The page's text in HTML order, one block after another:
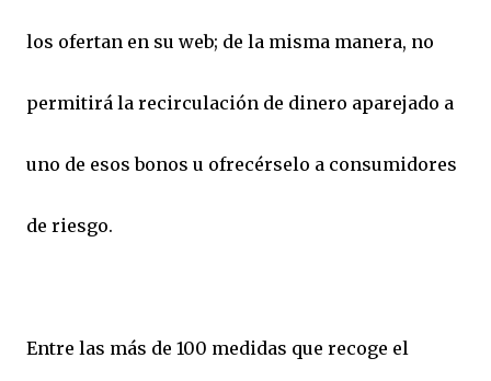
los ofertan en su web; de la misma manera, no
permitirá la recirculación de dinero aparejado a
uno de esos bonos u ofrecérselo a consumidores
de riesgo.
Entre las más de 100 medidas que recoge el